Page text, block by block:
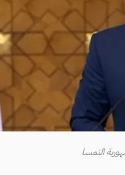
النمسا